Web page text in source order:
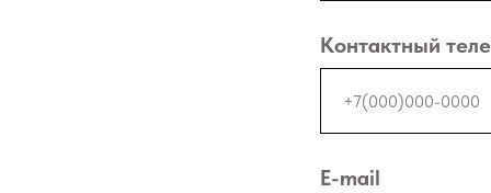
Контактный
E-mail